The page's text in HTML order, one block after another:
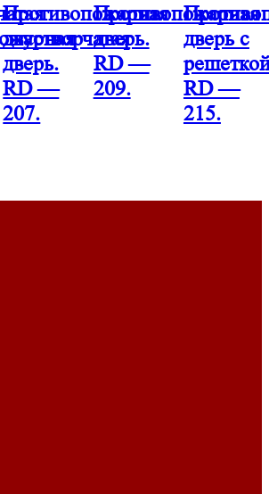
Противопожарная
двустворчатая
дверь.
RD —
207.
Противопожарная
дверь.
RD —
209.
дверь с
RD —
215.